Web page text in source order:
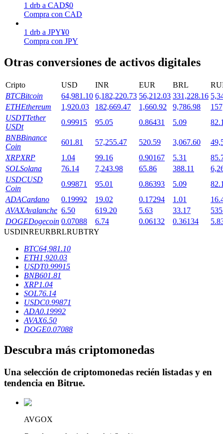
Staking
Alta rentabilidad y acceso instantáneo
Launchpool
Bloqueos BTR
Inversiones exclusivas para titulares de BTR
Préstamos
Servicio de préstamos respaldado por criptomonedas
1 drb a CAD$0
Compra con CAD
1 drb a JPY¥0
Compra con JPY
Otras conversiones de activos digitales
Cripto USD INR EUR BRL
BTCBitcoin 64,981.10 6,182,220.73 56,212.03 331,228.16
ETHEthereum 1,920.03 182,669.47 1,660.92 9,786.98
USDTTether
USDt
0.99915 95.05 0.86431 5.09
BNBBinance
Coin
601.81 57,255.47 520.59 3,067.60
XRPXRP 1.04 99.16 0.90167 5.31
SOLSolana 76.14 7,243.98 65.86 388.11
USDCUSD
Coin
0.99871 95.01 0.86393 5.09
ADACardano 0.19992 19.02 0.17294 1.01
AVAXAvalanche 6.50 619.20 5.63 33.17
DOGEDogecoin 0.07088 6.74 0.06132 0.36134
USDINREURBRLRUBTRY
BTC64,981.10
ETH1,920.03
USDT0.99915
BNB601.81
XRP1.04
SOL76.14
USDC0.99871
ADA0.19992
AVAX6.50
DOGE0.07088
Descubra más criptomonedas
Una selección de criptomonedas recién listadas y en
tendencia en Bitrue.
AVGOX